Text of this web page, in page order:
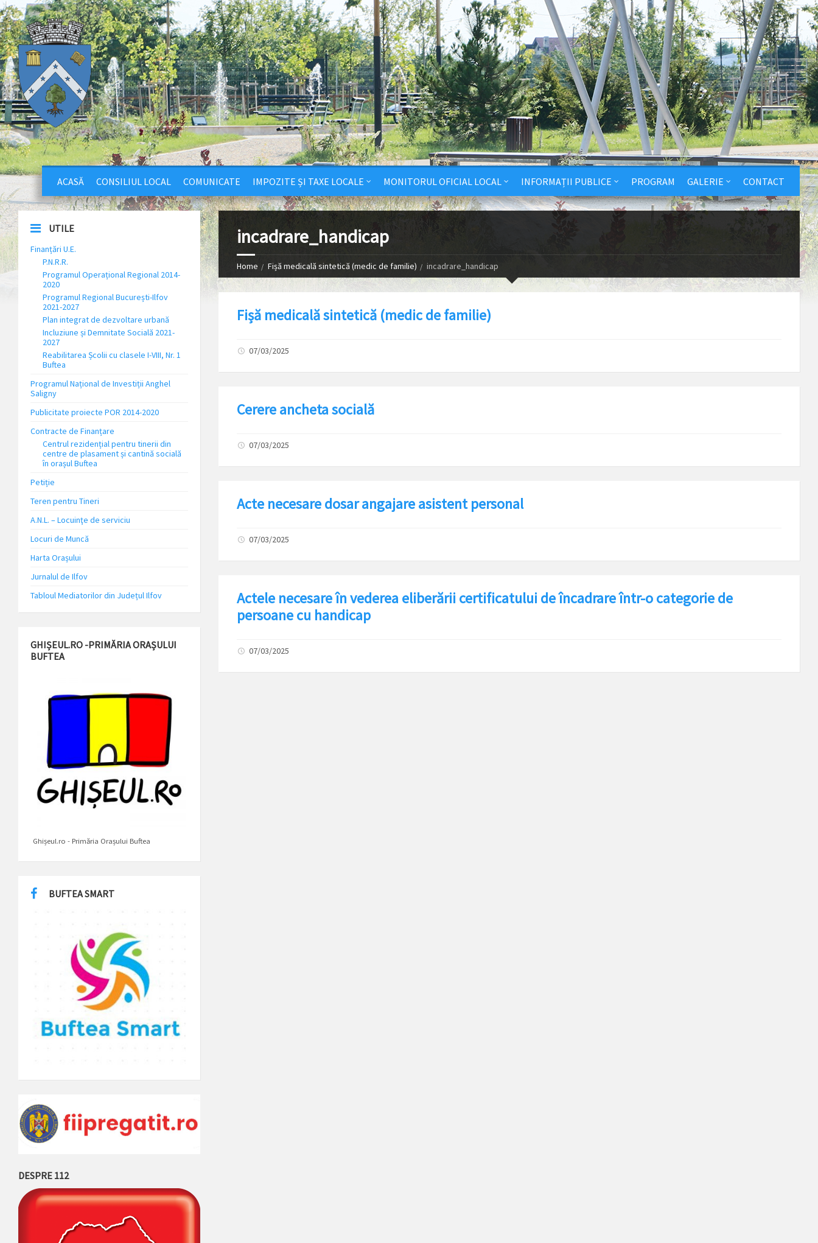
ACASĂ CONSILIUL LOCAL COMUNICATE IMPOZITE ȘI TAXE LOCALE MONITORUL OFICIAL LOCAL INFORMAȚII PUBLICE PROGRAM GALERIE CONTACT
incadrare_handicap
Home Fișă medicală sintetică (medic de familie) incadrare_handicap
Fișă medicală sintetică (medic de familie)
07/03/2025
Cerere ancheta socială
07/03/2025
Acte necesare dosar angajare asistent personal
07/03/2025
Actele necesare în vederea eliberării certificatului de încadrare într-o categorie de
persoane cu handicap
07/03/2025
UTILE
Finanțări U.E.
P.N.R.R.
Programul Operațional Regional 2014-
2020
Programul Regional București-Ilfov
2021-2027
Plan integrat de dezvoltare urbană
Incluziune și Demnitate Socială 2021-
2027
Reabilitarea Școlii cu clasele I-VIII, Nr. 1
Buftea
Programul Național de Investiții Anghel
Saligny
Publicitate proiecte POR 2014-2020
Contracte de Finanțare
Centrul rezidențial pentru tinerii din
centre de plasament și cantină socială
în orașul Buftea
Petiție
Teren pentru Tineri
A.N.L. – Locuinţe de serviciu
Locuri de Muncă
Harta Orașului
Jurnalul de Ilfov
Tabloul Mediatorilor din Județul Ilfov
GHIȘEUL.RO -PRIMĂRIA ORAȘULUI
BUFTEA
Ghișeul.ro - Primăria Orașului Buftea
BUFTEA SMART
DESPRE 112